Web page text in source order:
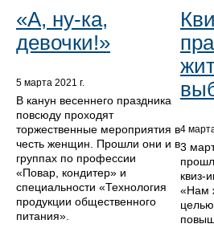
«А, ну-ка,
девочки!»
5 марта 2021 г.
В канун весеннего праздника
повсюду проходят
торжественные мероприятия в
честь женщин. Прошли они и в
группах по профессии
«Повар, кондитер» и
специальности «Технология
продукции общественного
питания».
4
3
квиз-
«Нам